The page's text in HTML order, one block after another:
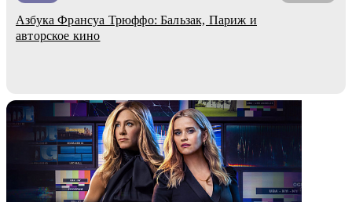
Азбука Франсуа Трюффо: Бальзак, Париж и
авторское кино